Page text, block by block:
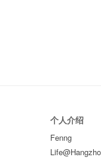
个人介绍
Fenng